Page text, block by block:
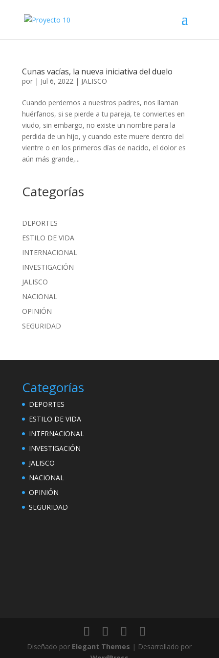
Cunas vacías, la nueva iniciativa del duelo
por | Jul 6, 2022| JALISCO
Cuando perdemos a nuestros padres, nos llaman
huérfanos, si se pierde a tu pareja, te conviertes en
viudo, sin embargo, no existe un nombre para la
perdida de un hijo, y cuando este muere dentro del
vientre o en los primeros días de nacido, el dolor es
aún más grande,...
Categorías
DEPORTES
ESTILO DE VIDA
INTERNACIONAL
INVESTIGACIÓN
JALISCO
NACIONAL
OPINIÓN
SEGURIDAD
Categorías
DEPORTES
ESTILO DE VIDA
INTERNACIONAL
INVESTIGACIÓN
JALISCO
NACIONAL
OPINIÓN
SEGURIDAD
Diseñado por Elegant Themes | Desarrollado por